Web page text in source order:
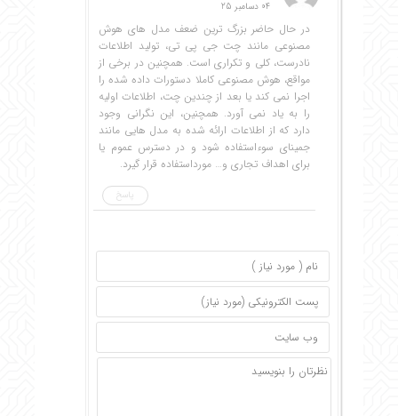
04 دسامبر 25
در حال حاضر بزرگ ترین ضعف مدل های هوش
مصنوعی مانند چت جی پی تی، تولید اطلاعات
نادرست، کلی و تکراری است. همچنین در برخی از
مواقع، هوش مصنوعی کاملا دستورات داده شده را
اجرا نمی کند یا بعد از چندین چت، اطلاعات اولیه
را به یاد نمی آورد. همچنین، این نگرانی وجود
دارد که از اطلاعات ارائه شده به مدل هایی مانند
جمینای سوءاستفاده شود و در دسترس عموم یا
برای اهداف تجاری و… مورداستفاده قرار گیرد.
پاسخ